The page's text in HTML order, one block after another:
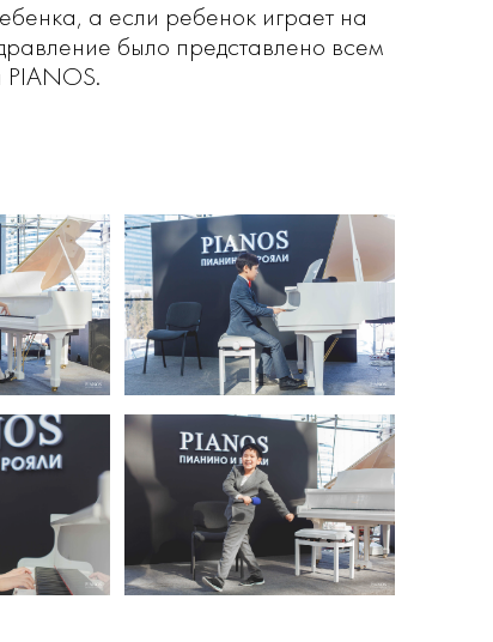
а если ребенок играет на
было представлено всем
PIANOS.